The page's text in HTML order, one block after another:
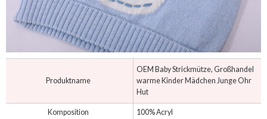
Produktname
OEM Baby Strickmütze, Großhandel
warme Kinder Mädchen Junge Ohr
Hut
Komposition 100% Acryl